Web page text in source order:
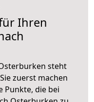
Ihren
steht
zuerst machen
Punkte, die bei